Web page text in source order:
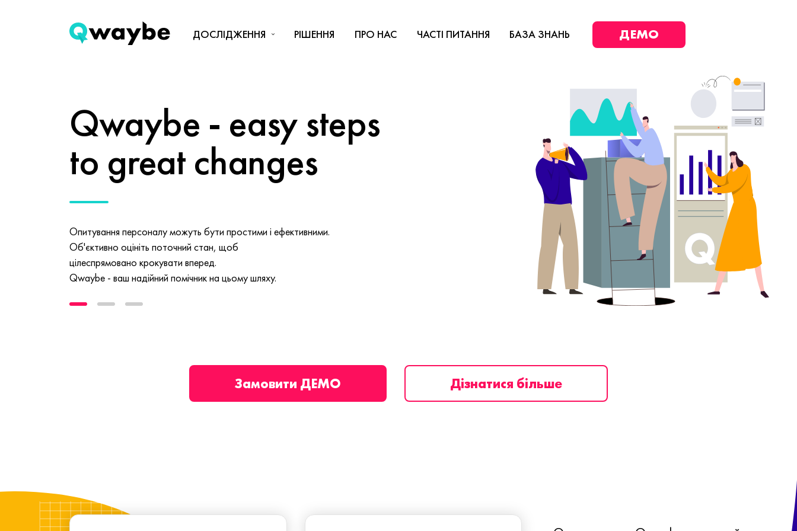
ДОСЛІДЖЕННЯ РІШЕННЯ ПРО НАС ЧАСТІ ПИТАННЯ БАЗА ЗНАНЬ ДЕМО
Qwaybe - easy steps
to great changes
Опитування персоналу можуть бути простими і ефективними.
Об'єктивно оцініть поточний стан, щоб
цілеспрямовано крокувати вперед.
Qwaybe - ваш надійний помічник на цьому шляху.
Замовити ДЕМО Дізнатися більше